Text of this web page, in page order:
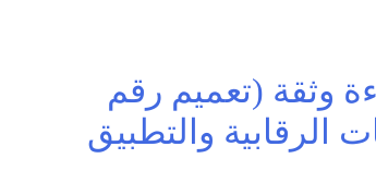
وثقة (تعميم رقم
المتطلبات الرقابية والتطبيق